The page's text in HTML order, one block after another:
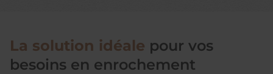
La solution idéale pour vos
besoins en enrochement